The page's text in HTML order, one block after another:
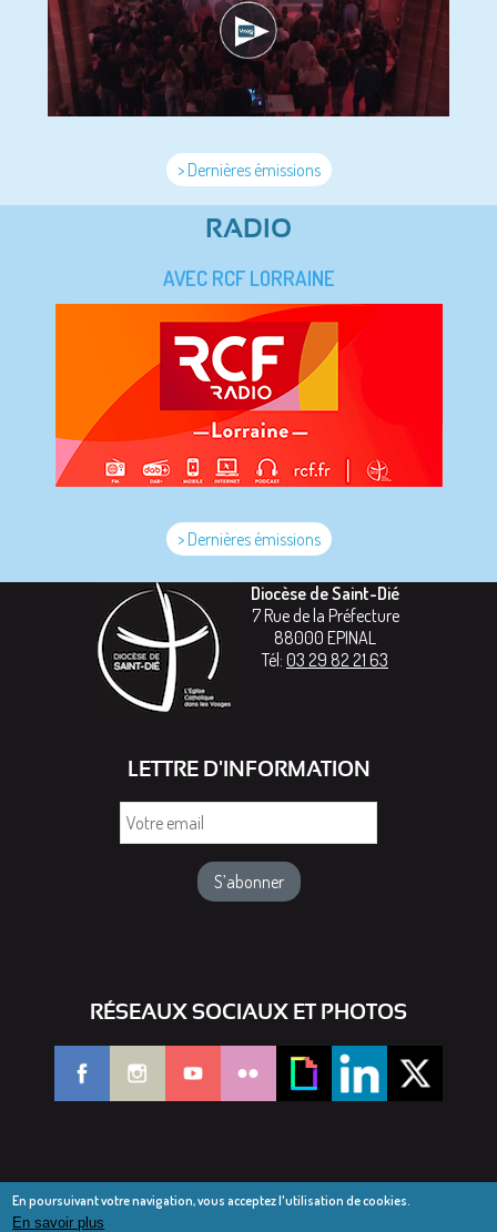
> Dernières émissions
RADIO
AVEC RCF LORRAINE
> Dernières émissions
Diocèse de Saint-Dié
7 Rue de la Préfecture
88000 EPINAL
Tél: 03 29 82 21 63
LETTRE D'INFORMATION
RÉSEAUX SOCIAUX ET PHOTOS
En poursuivant votre navigation, vous acceptez l'utilisation de cookies.
En savoir plus